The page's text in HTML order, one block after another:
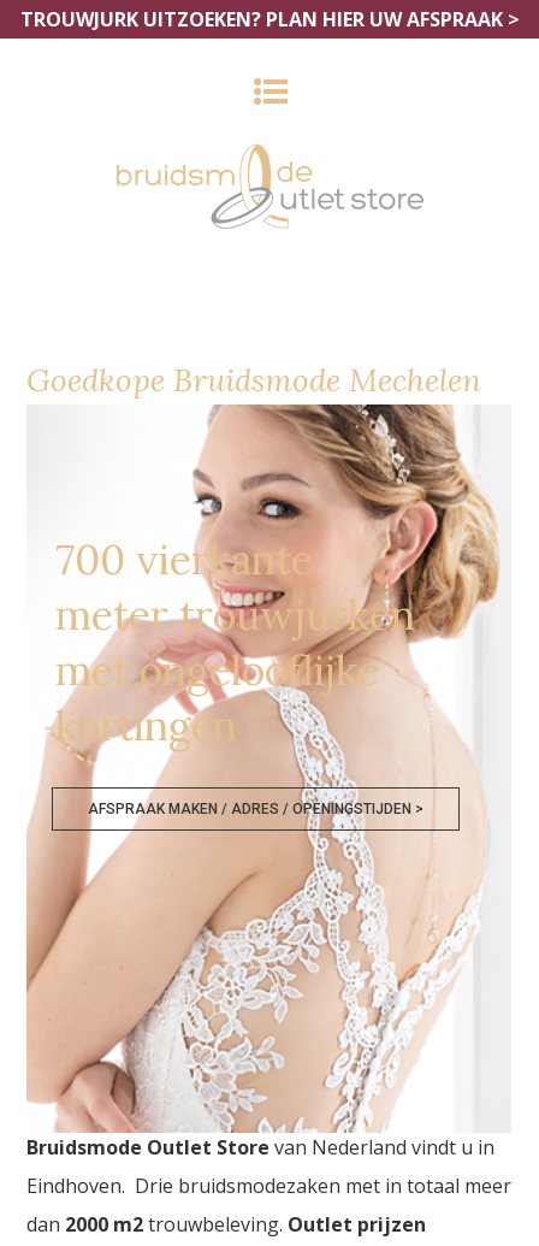
TROUWJURK UITZOEKEN? PLAN HIER UW AFSPRAAK >
Goedkope Bruidsmode Mechelen
700 vierkante
meter trouwjurken
met ongelooflijke
kortingen
AFSPRAAK MAKEN / ADRES / OPENINGSTIJDEN >
Goedkope Bruidsmode Mechelen
Goedkope Bruidsmode Mechelen. Degrootste
Bruidsmode Outlet Store van Nederland vindt u in
Eindhoven. Drie bruidsmodezaken met in totaal meer
dan 2000 m2trouwbeleving. Outlet prijzen